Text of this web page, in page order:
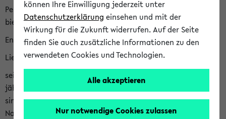
Per E-Mail eingestellt von nachhaltigkeitsbuero@uni-
bielefeld.de an den Verteiler 'Alle Studierenden':
English version below
Liebe Studierende,
seit 2023 verleiht das Rektorat der Universität Bielefeld
jährlich den Nachhaltigkeitspreis für Abschlussarbeiten. Sie
sind herzlich eingeladen sich mit Ihrer Abschlussarbeit beim
Nachhaltigkeitsbüro zu bewerben. Bitte nutzen Sie für Ihre
können Ihre Einwilligung jederzeit unter
Datenschutzerklärung einsehen und mit der
Wirkung für die Zukunft widerrufen. Auf der Seite
finden Sie auch zusätzliche Informationen zu den
verwendeten Cookies und Technologien.
Alle akzeptieren
Nur notwendige Cookies zulassen